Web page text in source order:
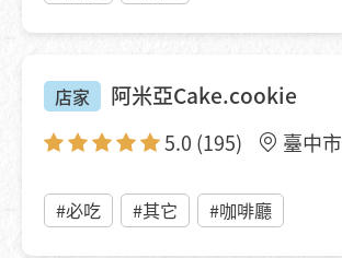
店家 阿米亞Cake.cookie
5.0 (195) 臺中市
#必吃 #其它 #咖啡廳